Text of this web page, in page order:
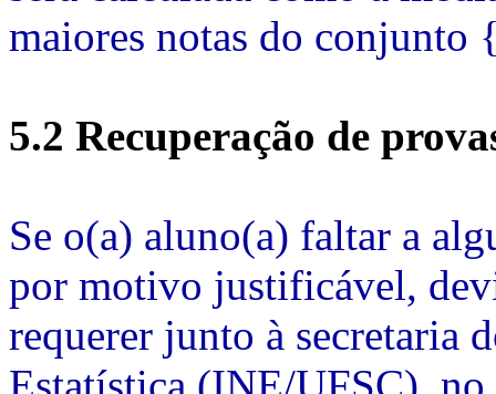
maiores notas do conjunto
5.2 Recuperação de
Se o(a) aluno(a) faltar a
por motivo justificável,
requerer junto à secretaria